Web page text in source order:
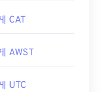
CAT
AWST
UTC